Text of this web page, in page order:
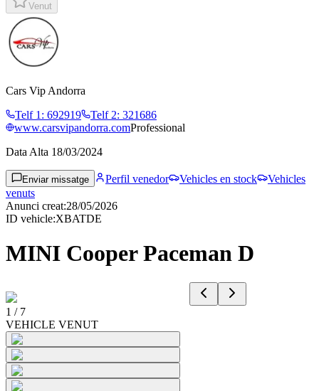
Venut
Cars Vip Andorra
Telf 1 : 692919 Telf 2: 321686
www.carsvipandorra.comProfessional
Data Alta 18/03/2024
Enviar missatge Perfil venedor Vehicles en stock
Vehicles
venuts
Anunci creat:28/05/2026
ID vehicle:XBATDE
MINI Cooper Paceman D
1 / 7
VEHICLE VENUT